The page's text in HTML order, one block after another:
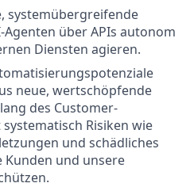
systemübergreifende
Agenten über APIs autonom
Diensten agieren.
neue, wertschöpfende
des Customer-
Risiken wie
und schädliches
Kunden und unsere